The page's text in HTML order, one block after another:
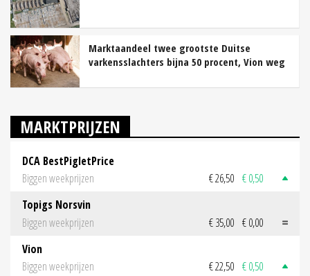
Marktaandeel twee grootste Duitse
varkensslachters bijna 50 procent, Vion weg
MARKTPRIJZEN
DCA BestPigletPrice
Biggen weekprijzen
€ 26,50 € 0,50
Topigs Norsvin
Biggen weekprijzen
€ 35,00 € 0,00
Vion
Biggen weekprijzen
€ 22,50 € 0,50